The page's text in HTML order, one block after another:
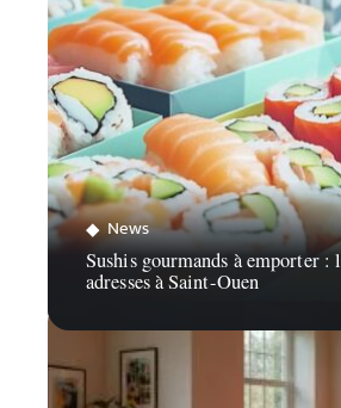
News
Sushis gourmands à emporter :
adresses à Saint-Ouen